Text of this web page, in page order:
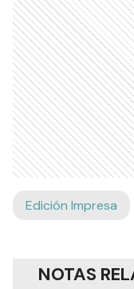
Edición Impresa
NOTAS